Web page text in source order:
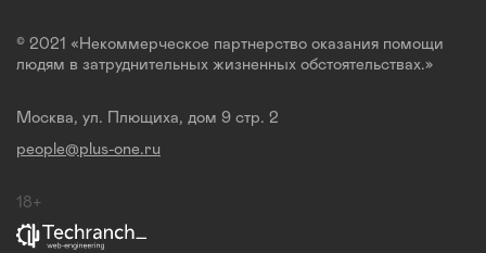
© 2021 «Некоммерческое партнерство оказания помощи
людям в затруднительных жизненных обстоятельствах.»
Москва, ул. Плющиха, дом 9 стр. 2
people@plus-one.ru
18+